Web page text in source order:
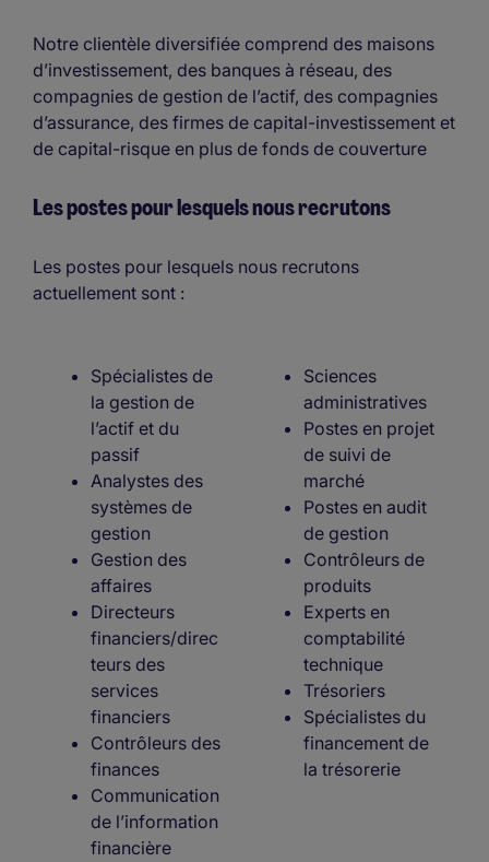
Notre clientèle diversifiée comprend des maisons
d’investissement, des banques à réseau, des
compagnies de gestion de l’actif, des compagnies
d’assurance, des firmes de capital-investissement et
de capital-risque en plus de fonds de couverture
Les postes pour lesquels nous recrutons
Les postes pour lesquels nous recrutons
actuellement sont :
Spécialistes de
la gestion de
l’actif et du
passif
Analystes des
systèmes de
gestion
Gestion des
affaires
Directeurs
financiers/direc
teurs des
services
financiers
Contrôleurs des
finances
Communication
de l’information
financière
Sciences
administratives
Postes en projet
de suivi de
marché
Postes en audit
de gestion
Contrôleurs de
produits
Experts en
comptabilité
technique
Trésoriers
Spécialistes du
financement de
la trésorerie